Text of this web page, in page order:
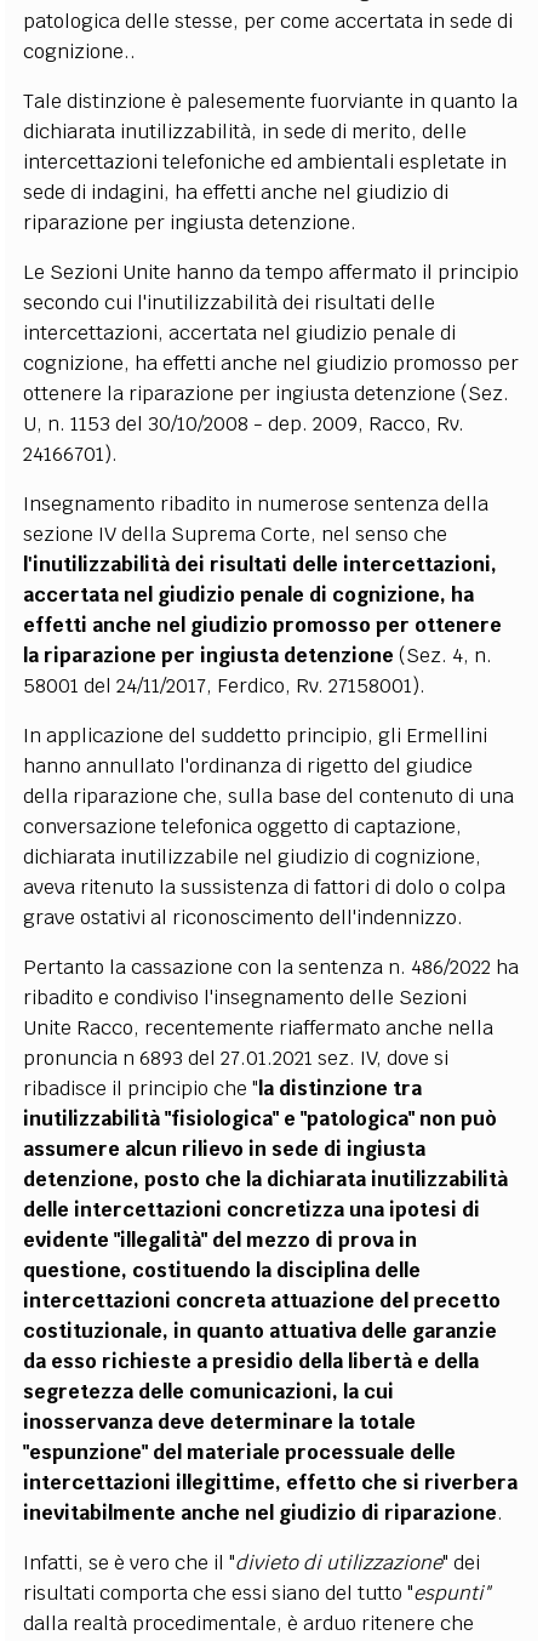
patologica delle stesse, per come accertata in sede di
cognizione..
Tale distinzione è palesemente fuorviante in quanto la
dichiarata inutilizzabilità, in sede di merito, delle
intercettazioni telefoniche ed ambientali espletate in
sede di indagini, ha effetti anche nel giudizio di
riparazione per ingiusta detenzione.
Le Sezioni Unite hanno da tempo affermato il principio
secondo cui l'inutilizzabilità dei risultati delle
intercettazioni, accertata nel giudizio penale di
cognizione, ha effetti anche nel giudizio promosso per
ottenere la riparazione per ingiusta detenzione (Sez.
U, n. 1153 del 30/10/2008 - dep. 2009, Racco, Rv.
24166701).
Insegnamento ribadito in numerose sentenza della
sezione IV della Suprema Corte, nel senso che
l'inutilizzabilità dei risultati delle intercettazioni,
accertata nel giudizio penale di cognizione, ha
effetti anche nel giudizio promosso per ottenere
la riparazione per ingiusta detenzione (Sez. 4, n.
58001 del 24/11/2017, Ferdico, Rv. 27158001).
In applicazione del suddetto principio, gli Ermellini
hanno annullato l'ordinanza di rigetto del giudice
della riparazione che, sulla base del contenuto di una
conversazione telefonica oggetto di captazione,
dichiarata inutilizzabile nel giudizio di cognizione,
aveva ritenuto la sussistenza di fattori di dolo o colpa
grave ostativi al riconoscimento dell'indennizzo.
Pertanto la cassazione con la sentenza n. 486/2022 ha
ribadito e condiviso l'insegnamento delle Sezioni
Unite Racco, recentemente riaffermato anche nella
pronuncia n 6893 del 27.01.2021 sez. IV, dove si
ribadisce il principio che "la distinzione tra
inutilizzabilità "fisiologica" e "patologica" non può
assumere alcun rilievo in sede di ingiusta
detenzione, posto che la dichiarata inutilizzabilità
delle intercettazioni concretizza una ipotesi di
evidente "illegalità" del mezzo di prova in
questione, costituendo la disciplina delle
intercettazioni concreta attuazione del precetto
costituzionale, in quanto attuativa delle garanzie
da esso richieste a presidio della libertà e della
segretezza delle comunicazioni, la cui
inosservanza deve determinare la totale
"espunzione" del materiale processuale delle
intercettazioni illegittime, effetto che si riverbera
inevitabilmente anche nel giudizio di riparazione.
Infatti, se è vero che il "divieto di utilizzazione" dei
risultati comporta che essi siano del tutto "espunti"
dalla realtà procedimentale, è arduo ritenere che